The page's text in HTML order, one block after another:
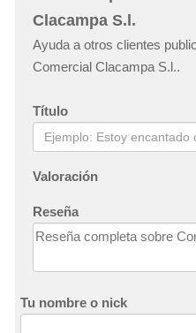
Clacampa S.l.
Ayuda a otros clientes
Comercial Clacampa S.l..
Título
Valoración
Reseña
Tu nombre o nick